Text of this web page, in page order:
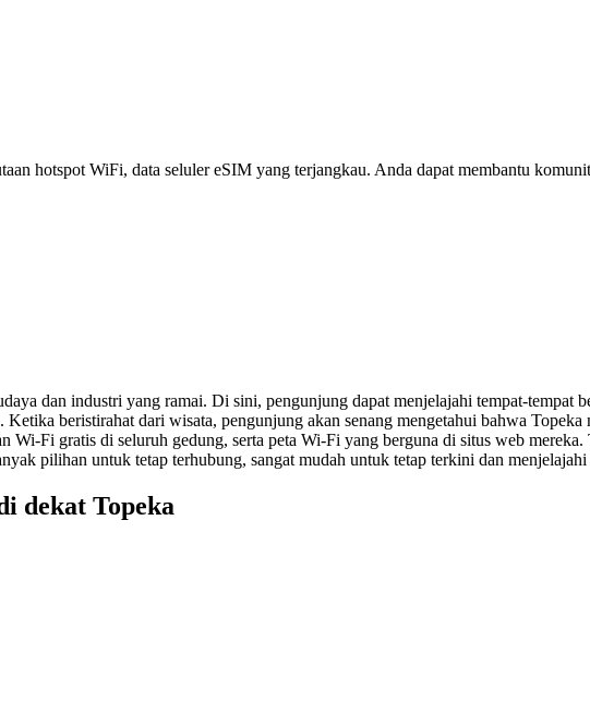
hotspot WiFi, data seluler eSIM yang terjangkau. Anda dapat membantu
dan industri yang ramai. Di sini, pengunjung dapat menjelajahi tempat-tempat
beristirahat dari wisata, pengunjung akan senang mengetahui bahwa
Wi-Fi gratis di seluruh gedung, serta peta Wi-Fi yang berguna di situs web
pilihan untuk tetap terhubung, sangat mudah untuk tetap terkini dan
dekat Topeka